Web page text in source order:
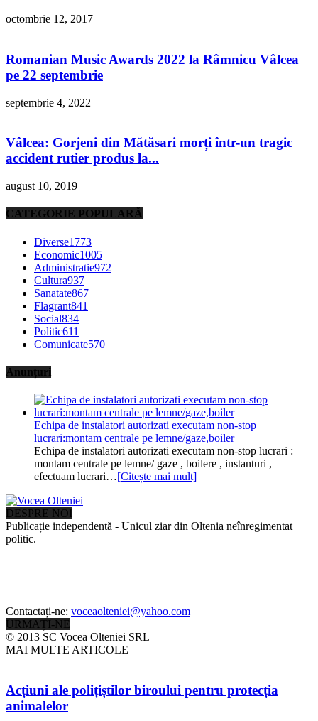
octombrie 12, 2017
Romanian Music Awards 2022 la Râmnicu Vâlcea
pe 22 septembrie
septembrie 4, 2022
Vâlcea: Gorjeni din Mătăsari morți într-un tragic
accident rutier produs la...
august 10, 2019
CATEGORIE POPULARĂ
Diverse1773
Economic1005
Administratie972
Cultura937
Sanatate867
Flagrant841
Social834
Politic611
Comunicate570
Anunțuri
Echipa de instalatori autorizati executam non-stop
lucrari:montam centrale pe lemne/gaze,boiler
Echipa de instalatori autorizati executam non-stop lucrari :
montam centrale pe lemne/ gaze , boilere , instanturi ,
efectuam lucrari…[Citește mai mult]
DESPRE NOI
Publicație independentă - Unicul ziar din Oltenia neînregimentat
politic.
Contactați-ne: voceaolteniei@yahoo.com
URMAȚI-NE
© 2013 SC Vocea Olteniei SRL
MAI MULTE ARTICOLE
Acțiuni ale polițiștilor biroului pentru protecția
animalelor